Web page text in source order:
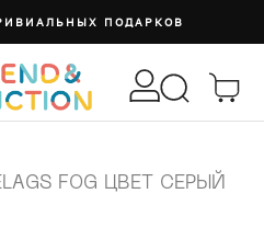
ПОДАРКОВ
FOG ЦВЕТ СЕРЫЙ